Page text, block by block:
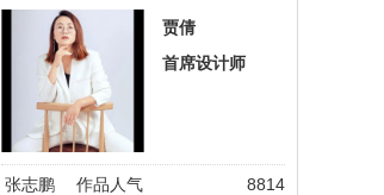
之以恒的学习是设
计的来源，责任感
贾倩
首席设计师
8814
张志鹏 作品人气